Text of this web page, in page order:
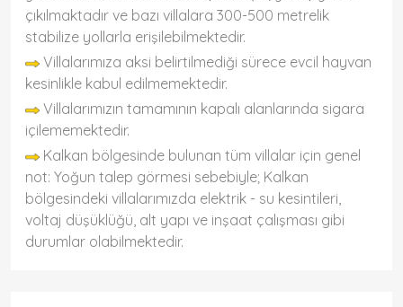
çıkılmaktadır ve bazı villalara 300-500 metrelik
stabilize yollarla erişilebilmektedir.
Villalarımıza aksi belirtilmediği sürece evcil hayvan
kesinlikle kabul edilmemektedir.
Villalarımızın tamamının kapalı alanlarında sigara
içilememektedir.
Kalkan bölgesinde bulunan tüm villalar için genel
not: Yoğun talep görmesi sebebiyle; Kalkan
bölgesindeki villalarımızda elektrik - su kesintileri,
voltaj düşüklüğü, alt yapı ve inşaat çalışması gibi
durumlar olabilmektedir.